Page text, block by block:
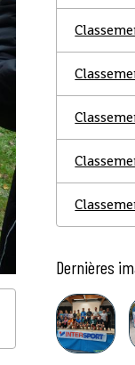
Dernières